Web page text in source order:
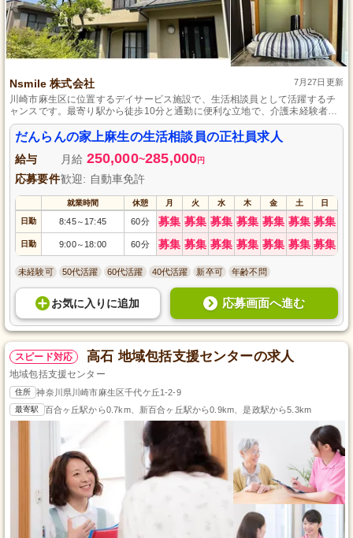
Nsmile 株式会社 7月27日更新
川崎市麻生区に位置するデイサービス施設で、生活相談員として活躍するチ
ャンスです。最寄り駅から徒歩10分と通勤に便利な立地で、介護未経験者も
歓迎します。シフト制で年間休日数105日あり、研修制度やスキルアップ制度
も充実しており、安心して成長できる環境がここにはあります。
だんらんの家上麻生の生活相談員の正社員求人
給与 月給 250,000~285,000円
応募要件歓迎: 自動車免許
就業時間 休憩 月 火 水 木 金 土 日
日勤 8:45～ 17:45 60分 募集 募集 募集 募集 募集 募集 募集
日勤 9:00～ 18:00 60分 募集 募集 募集 募集 募集 募集 募集
未経験可 50代活躍 60代活躍 40代活躍 新卒可 年齢不問
お気に入り に追加 応募画面へ進む
スピード対応 高石 地域包括支援センターの求人
地域包括支援センター
住所 神奈川県川崎市麻生区千代ケ丘1-2-9
最寄駅 百合ヶ丘駅から0.7km、新百合ヶ丘駅から0.9km、是政駅から5.3km